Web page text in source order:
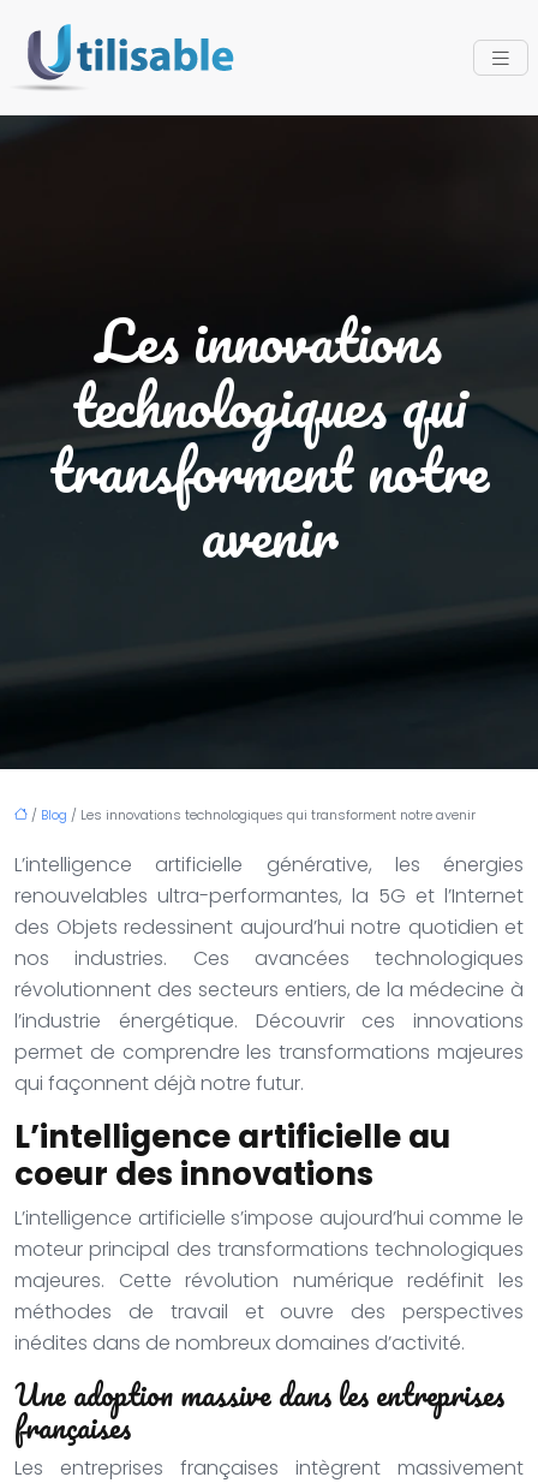
Les innovations
technologiques qui
transforment notre
avenir
/ Blog / Les innovations technologiques qui transforment notre avenir
L’intelligence artificielle générative, les énergies
renouvelables ultra-performantes, la 5G et l’Internet
des Objets redessinent aujourd’hui notre quotidien et
nos industries. Ces avancées technologiques
révolutionnent des secteurs entiers, de la médecine à
l’industrie énergétique. Découvrir ces innovations
permet de comprendre les transformations majeures
qui façonnent déjà notre futur.
L’intelligence artificielle au
coeur des innovations
L’intelligence artificielle s’impose aujourd’hui comme le
moteur principal des transformations technologiques
majeures. Cette révolution numérique redéfinit les
méthodes de travail et ouvre des perspectives
inédites dans de nombreux domaines d’activité.
Une adoption massive dans les entreprises
françaises
Les entreprises françaises intègrent massivement